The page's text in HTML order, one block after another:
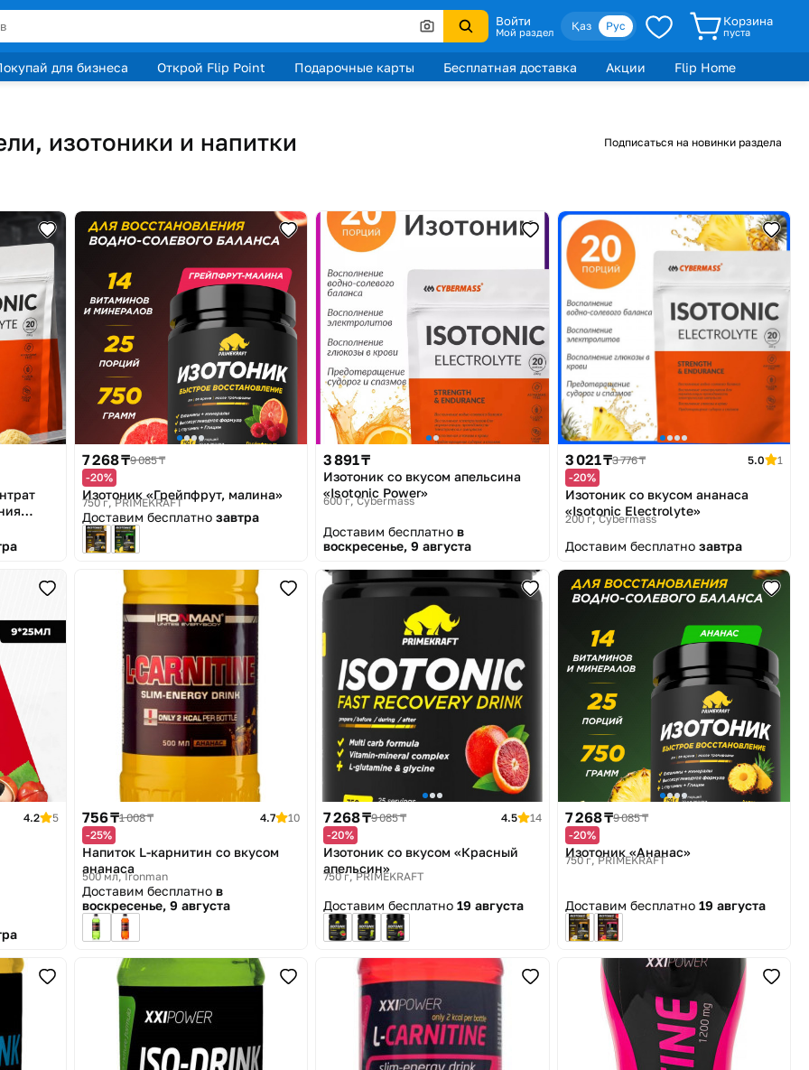
Войти
Мой раздел Қаз Рус Корзина
пуста
для бизнеса Открой Flip Point Подарочные карты Бесплатная доставка Акции
Flip Home
изотоники и напитки Подписаться на новинки раздела
7 268 ₸9 085 ₸
-20%
Изотоник «Грейпфрут, малина»
750 г PRIMEKRAFT
Доставим бесплатно завтра
3 891 ₸
Изотоник со вкусом апельсина
«Isotonic Power»
600 г Cybermass
Доставим бесплатно в
воскресенье, 9 августа
3 021 ₸3 776 ₸ 5.0
1
-20%
Изотоник со вкусом ананаса
«Isotonic Electrolyte»
200 г Cybermass
Доставим бесплатно завтра
4.2
5
756 ₸1 008 ₸ 4.7
10
-25%
Напиток L-карнитин со вкусом
ананаса
500 мл Ironman
Доставим бесплатно в
воскресенье, 9 августа
7 268 ₸9 085 ₸ 4.5
14
-20%
Изотоник со вкусом «Красный
апельсин»
750 г PRIMEKRAFT
Доставим бесплатно 19 августа
7 268 ₸9 085 ₸
-20%
Изотоник «Ананас»
750 г PRIMEKRAFT
Доставим бесплатно 19 августа